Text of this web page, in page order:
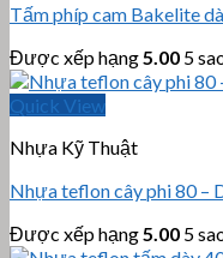
Tấm phíp cam Bakelite
Được xếp hạng 5.00 5
Quick View
Nhựa Kỹ Thuật
Nhựa teflon cây phi 80 –
Được xếp hạng 5.00 5